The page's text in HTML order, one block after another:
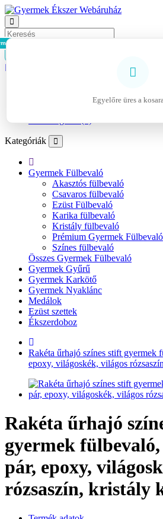
- 0Ft
Egyelőre üres a
Kategóriák
Gyermek Fülbevaló
Akasztós fülbevaló
Csavaros fülbevaló
Ezüst Fülbevaló
Karika fülbevaló
Kristály fülbevaló
Prémium Gyermek Fülbevaló
Színes fülbevaló
Összes Gyermek Fülbevaló
Gyermek Gyűrű
Gyermek Karkötő
Gyermek Nyaklánc
Medálok
Ezüst szettek
Ékszerdoboz
Rakéta űrhajó színes stift gyermek
epoxy, világoskék, világos
Rakéta űrhajó
gyermek fülbevaló,
pár, epoxy,
rózsaszín, kristály